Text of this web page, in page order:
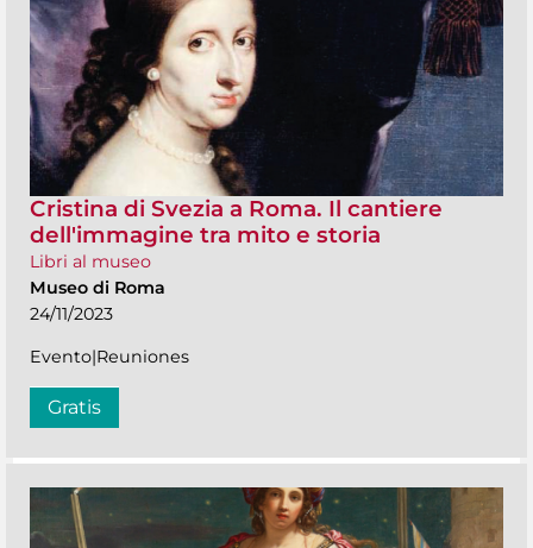
Cristina di Svezia a Roma. Il cantiere
dell'immagine tra mito e storia
Libri al museo
Museo di Roma
24/11/2023
Evento|Reuniones
Gratis